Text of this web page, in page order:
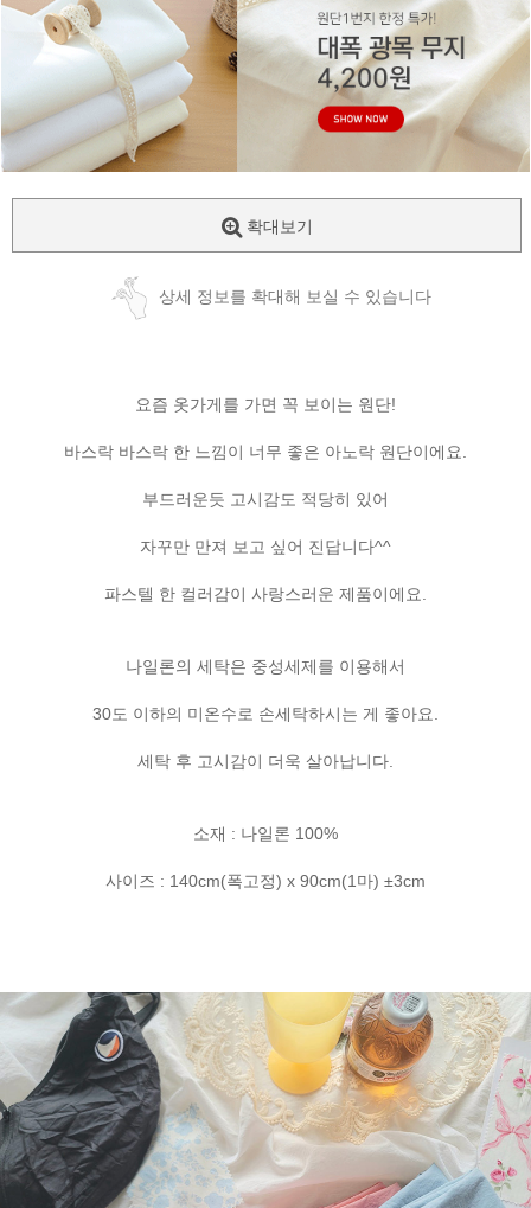
확대보기
상세 정보를 확대해 보실 수 있습니다
요즘 옷가게를 가면 꼭 보이는 원단!
바스락 바스락 한 느낌이 너무 좋은 아노락 원단이에요.
부드러운듯 고시감도 적당히 있어
자꾸만 만져 보고 싶어 진답니다^^
파스텔 한 컬러감이 사랑스러운 제품이에요.
나일론의 세탁은 중성세제를 이용해서
30도 이하의 미온수로 손세탁하시는 게 좋아요.
세탁 후 고시감이 더욱 살아납니다.
소재 : 나일론 100%
사이즈 : 140cm(폭고정) x 90cm(1마) ±3cm